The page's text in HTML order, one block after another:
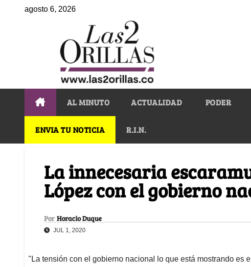
agosto 6, 2026
AL MINUTO ACTUALIDAD PODER
ENVIA TU NOTICIA R.I.N.
La innecesaria
López con el gobierno
Por Horacio Duque
JUL 1, 2020
"La tensión con el gobierno nacional lo que está mostrando es